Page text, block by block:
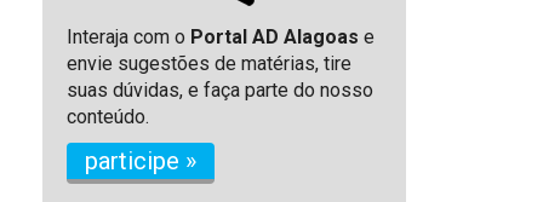
Interaja com o Portal AD Alagoas e
envie sugestões de matérias, tire
suas dúvidas, e faça parte do nosso
conteúdo.
participe »